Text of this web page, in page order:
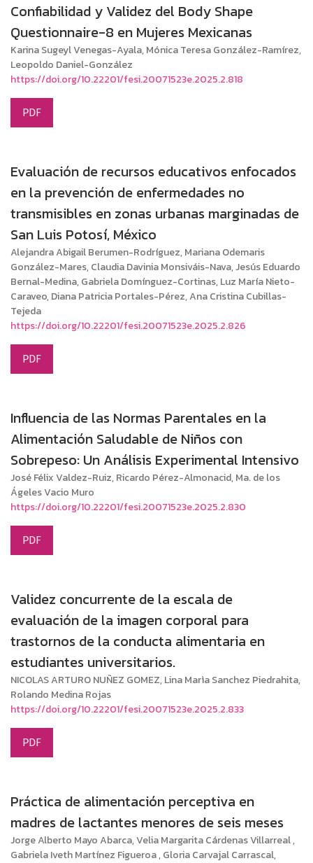
Confiabilidad y Validez del Body Shape
Questionnaire-8 en Mujeres Mexicanas
Karina Sugeyl Venegas-Ayala, Mónica Teresa González-Ramírez,
Leopoldo Daniel-González
https://doi.org/10.22201/fesi.20071523e.2025.2.818
PDF
Evaluación de recursos educativos enfocados
en la prevención de enfermedades no
transmisibles en zonas urbanas marginadas de
San Luis Potosí, México
Alejandra Abigail Berumen-Rodríguez, Mariana Odemaris
González-Mares, Claudia Davinia Monsiváis-Nava, Jesús Eduardo
Bernal-Medina, Gabriela Domínguez-Cortinas, Luz María Nieto-
Caraveo, Diana Patricia Portales-Pérez, Ana Cristina Cubillas-
Tejeda
https://doi.org/10.22201/fesi.20071523e.2025.2.826
PDF
Influencia de las Normas Parentales en la
Alimentación Saludable de Niños con
Sobrepeso: Un Análisis Experimental Intensivo
José Félix Valdez-Ruiz, Ricardo Pérez-Almonacid, Ma. de los
Ágeles Vacio Muro
https://doi.org/10.22201/fesi.20071523e.2025.2.830
PDF
Validez concurrente de la escala de
evaluación de la imagen corporal para
trastornos de la conducta alimentaria en
estudiantes universitarios.
NICOLAS ARTURO NUÑEZ GOMEZ, Lina Marìa Sanchez Piedrahita,
Rolando Medina Rojas
https://doi.org/10.22201/fesi.20071523e.2025.2.833
PDF
Práctica de alimentación perceptiva en
madres de lactantes menores de seis meses
Jorge Alberto Mayo Abarca, Velia Margarita Cárdenas Villarreal ,
Gabriela Iveth Martínez Figueroa , Gloria Carvajal Carrascal,